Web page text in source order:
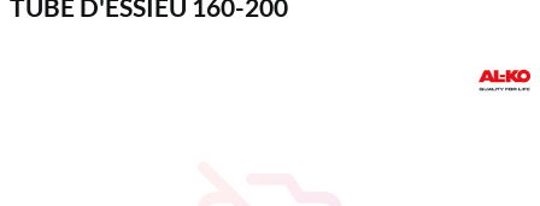
TUBE D'ESSIEU 160-200